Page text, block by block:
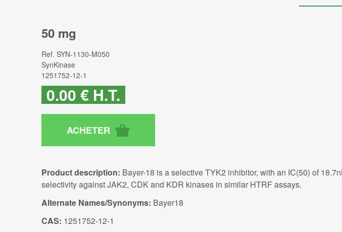
50 mg
Ref. SYN-1130-M050
SynKinase
1251752-12-1
0.00 € H.T.
Product description: Bayer-18 is a selective TYK2 inhibitor, with an IC(50) of
selectivity against JAK2, CDK and KDR kinases in similar HTRF assays.
Alternate Names/Synonyms: Bayer18
CAS: 1251752-12-1